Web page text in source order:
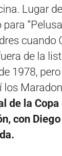
Lugar
cuando
de la
1978,
los
de la
con